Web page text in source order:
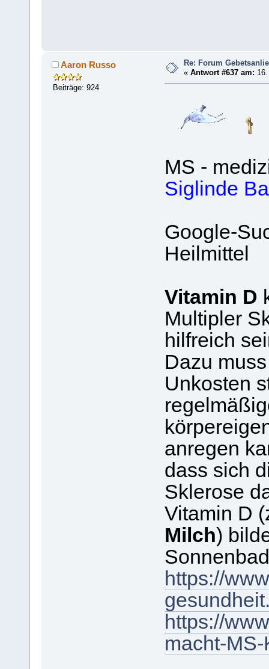
Aaron Russo
Beiträge: 924
Re: Forum
«Antwort #637 am:
MS -
Siglinde
Google-
Heilmittel
Vitamin D
Multipler
hilfreich
Dazu
Unkosten
anregen
dass sich
Sklerose
Vitamin D
Milch)
https://
https://
macht-